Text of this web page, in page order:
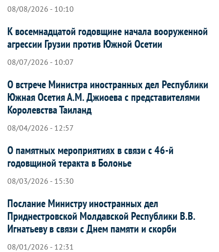
08/08/2026 - 10:10
К восемнадцатой годовщине начала вооруженной
агрессии Грузии против Южной Осетии
08/07/2026 - 10:07
О встрече Министра иностранных дел Республики
Южная Осетия А.М. Джиоева с представителями
Королевства Таиланд
08/04/2026 - 12:57
О памятных мероприятиях в связи с 46-й
годовщиной теракта в Болонье
08/03/2026 - 15:30
Послание Министру иностранных дел
Приднестровской Молдавской Республики В.В.
Игнатьеву в связи с Днем памяти и скорби
08/01/2026 - 12:31